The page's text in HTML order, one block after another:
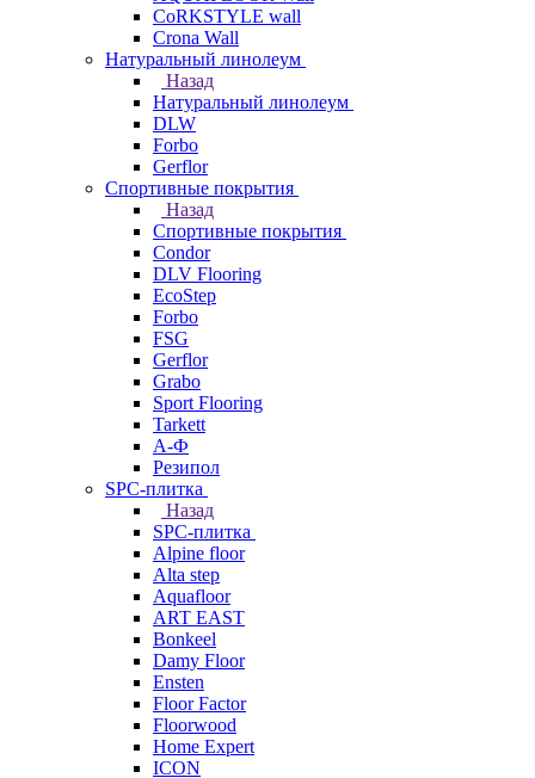
CoRKSTYLE wall
Crona Wall
Натуральный линолеум
Назад
Натуральный линолеум
DLW
Forbo
Gerflor
Спортивные покрытия
Назад
Спортивные покрытия
Condor
DLV Flooring
EcoStep
Forbo
FSG
Gerflor
Grabo
Sport Flooring
Tarkett
А-Ф
Резипол
SPC-плитка
Назад
SPC-плитка
Alpine floor
Alta step
Aquafloor
ART EAST
Bonkeel
Damy Floor
Ensten
Floor Factor
Floorwood
Home Expert
ICON